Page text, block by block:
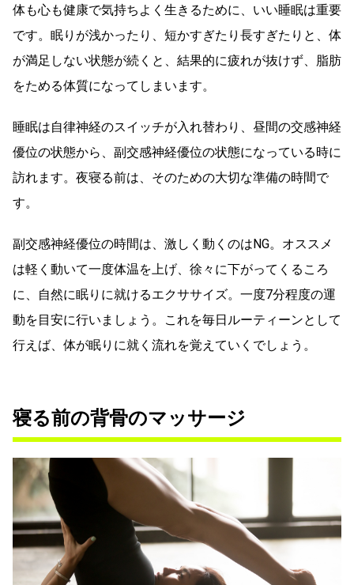
体も心も健康で気持ちよく生きるために、いい睡眠は重要
です。眠りが浅かったり、短かすぎたり長すぎたりと、体
が満足しない状態が続くと、結果的に疲れが抜けず、脂肪
をためる体質になってしまいます。
睡眠は自律神経のスイッチが入れ替わり、昼間の交感神経
優位の状態から、副交感神経優位の状態になっている時に
訪れます。夜寝る前は、そのための大切な準備の時間で
す。
副交感神経優位の時間は、激しく動くのはNG。オススメ
は軽く動いて一度体温を上げ、徐々に下がってくるころ
に、自然に眠りに就けるエクササイズ。一度7分程度の運
動を目安に行いましょう。これを毎日ルーティーンとして
行えば、体が眠りに就く流れを覚えていくでしょう。
寝る前の背骨のマッサージ